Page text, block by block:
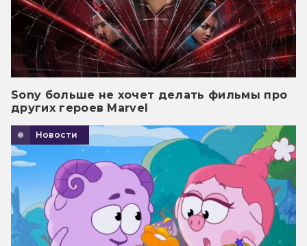
Sony больше не хочет делать фильмы про
других героев Marvel
Новости